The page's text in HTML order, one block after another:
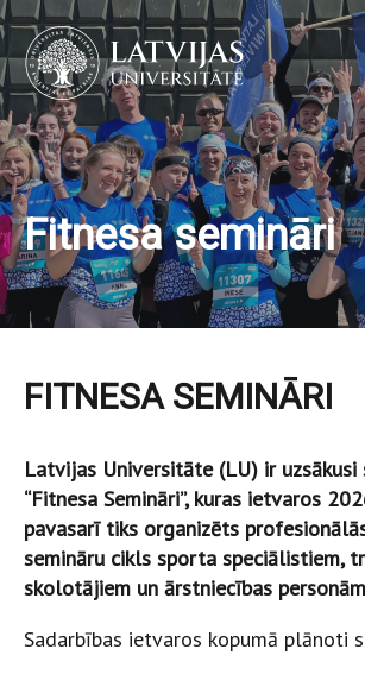
Fitnesa semināri
FITNESA SEMINĀRI
Latvijas Universitāte (LU) ir uzsākusi
“Fitnesa Semināri”, kuras ietvaros
pavasarī tiks organizēts
semināru cikls sporta speciālistiem,
skolotājiem un ārstniecības
Sadarbības ietvaros kopumā plānoti